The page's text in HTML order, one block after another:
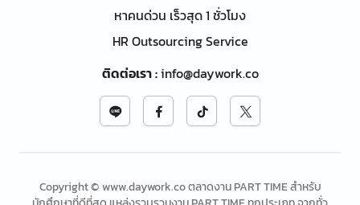
หาคนด่วน เร็วสุด 1 ชั่วโมง
HR Outsourcing Service
ติดต่อเรา:info@daywork.co
Copyright © www.daywork.co ตลาดงาน PART TIME สำหรับ